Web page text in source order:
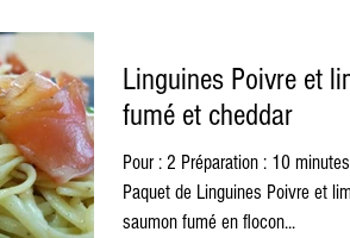
Linguines Poivre et
fumé et cheddar
Pour : 2 Préparation : 10
Paquet de Linguines Poivre et
saumon fumé en flocon...